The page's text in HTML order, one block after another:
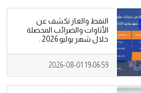
النفط والغاز تكشف عن
الأتاوات والضرائب المحصلة
خلال شهر يوليو 2026 .
2026-08-01 19:06:59